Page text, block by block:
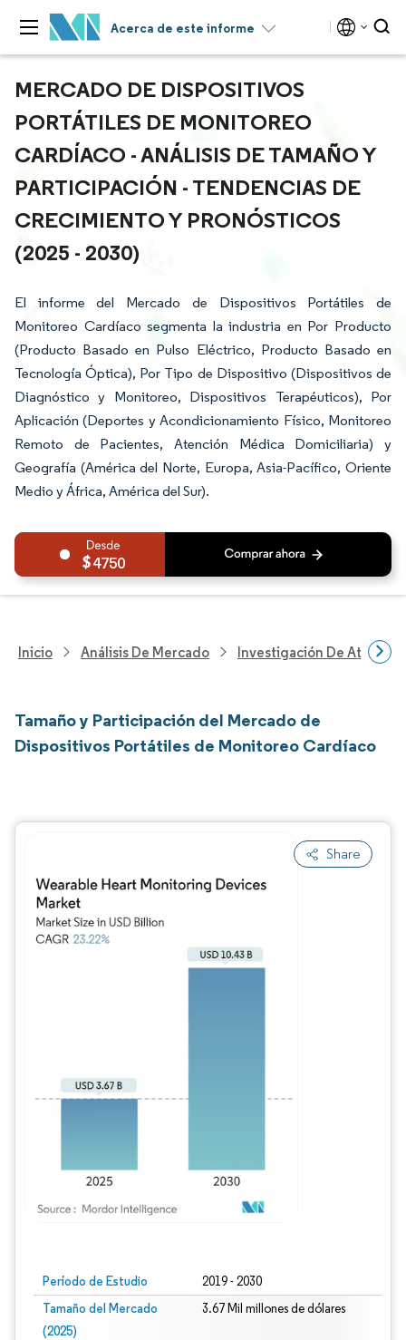
Acerca de este informe
MERCADO DE DISPOSITIVOS
PORTÁTILES DE MONITOREO
CARDÍACO - ANÁLISIS DE TAMAÑO Y
PARTICIPACIÓN - TENDENCIAS DE
CRECIMIENTO Y PRONÓSTICOS
(2025 - 2030)
El informe del Mercado de Dispositivos Portátiles de
Monitoreo Cardíaco segmenta la industria en Por Producto
(Producto Basado en Pulso Eléctrico, Producto Basado en
Tecnología Óptica), Por Tipo de Dispositivo (Dispositivos de
Diagnóstico y Monitoreo, Dispositivos Terapéuticos), Por
Aplicación (Deportes y Acondicionamiento Físico, Monitoreo
Remoto de Pacientes, Atención Médica Domiciliaria) y
Geografía (América del Norte, Europa, Asia-Pacífico, Oriente
Medio y África, América del Sur).
4750
Inicio Análisis De Mercado Investigación De
Tamaño y Participación del Mercado de
Dispositivos Portátiles de Monitoreo Cardíaco
Share
Período de Estudio 2019 - 2030
Tamaño del Mercado
(2025)
3.67 Mil millones de dólares